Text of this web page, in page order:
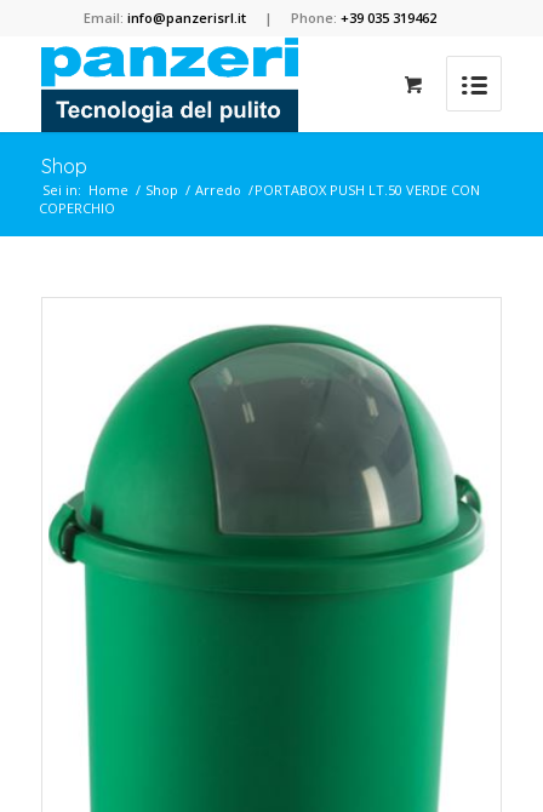
Email:info@panzerisrl.it | Phone:+39 035 319462
Shop
Sei in: Home / Shop / Arredo /PORTABOX PUSH LT.50 VERDE CON
COPERCHIO